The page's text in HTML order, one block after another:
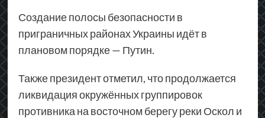
Создание полосы безопасности в
приграничных районах Украины идёт в
плановом порядке — Путин.
Также президент отметил, что продолжается
ликвидация окружённых группировок
противника на восточном берегу реки Оскол и